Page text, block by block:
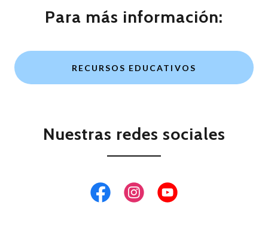
Para más información:
RECURSOS EDUCATIVOS
Nuestras redes sociales